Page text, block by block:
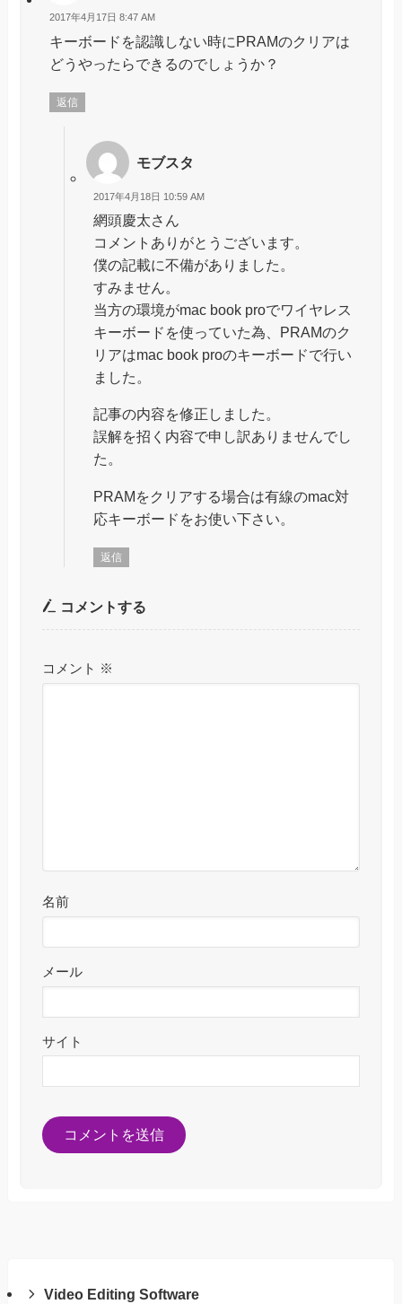
2017年4月17日 8:47 AM
キーボードを認識しない時にPRAMのクリアは
どうやったらできるのでしょうか？
返信
モブスタ
2017年4月18日 10:59 AM
網頭慶太さん
コメントありがとうございます。
僕の記載に不備がありました。
すみません。
当方の環境がmac book proでワイヤレス
キーボードを使っていた為、PRAMのク
リアはmac book proのキーボードで行い
ました。
記事の内容を修正しました。
誤解を招く内容で申し訳ありませんでし
た。
PRAMをクリアする場合は有線のmac対
応キーボードをお使い下さい。
返信
コメントする
コメント ※
名前
メール
サイト
Video Editing Software